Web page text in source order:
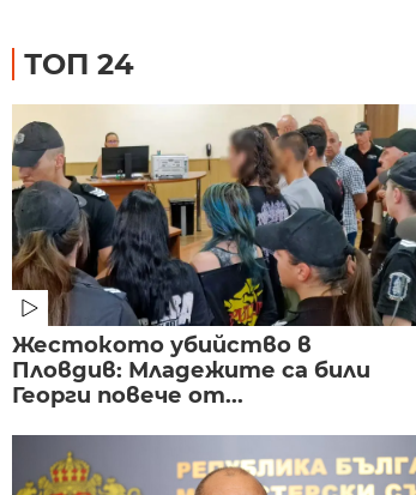
ТОП 24
Жестокото убийство в
Пловдив: Младежите са били
Георги повече от...